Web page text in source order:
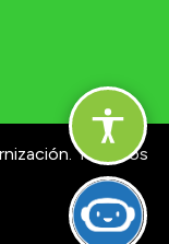
Términos